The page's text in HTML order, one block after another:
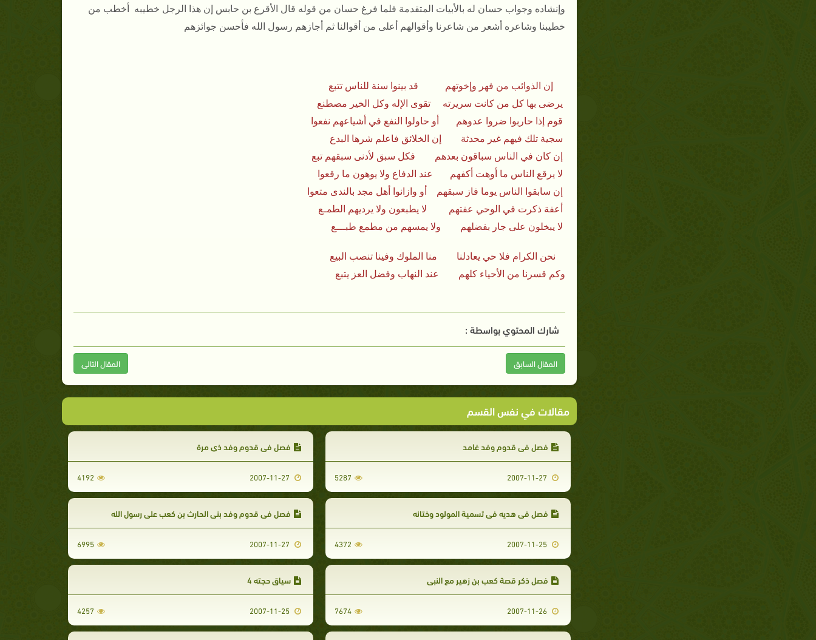
وإنشاده وجواب حسان له بالأبيات المتقدمة فلما فرغ حسان من قوله قال الأقرع بن حابس إن هذا الرجل خطيبه أخطب من
خطيبنا وشاعره أشعر من شاعرنا وأقوالهم أعلى من أقوالنا ثم أجازهم رسول الله فأحسن جوائزهم
إن الذوائب من فهر وإخوتهم قد بينوا سنة للناس تتبع
يرضى بها كل من كانت سريرته تقوى الإله وكل الخير مصطنع
قوم إذا حاربوا ضروا عدوهم أو حاولوا النفع في أشياعهم نفعوا
سجية تلك فيهم غير محدثة إن الخلائق فاعلم شرها البدع
إن كان في الناس سباقون بعدهم فكل سبق لأدنى سبقهم تبع
لا يرقع الناس ما أوهت أكفهم عند الدفاع ولا يوهون ما رقعوا
إن سابقوا الناس يوما فاز سبقهم أو وازانوا أهل مجد بالندى متعوا
أعفة ذكرت في الوحي عفتهم لا يطبعون ولا يرديهم الطمـع
لا يبخلون على جار بفضلهم ولا يمسهم من مطمع طبـــع
نحن الكرام فلا حي يعادلنا منا الملوك وفينا تنصب البيع
وكم قسرنا من الأحياء كلهم عند النهاب وفضل العز يتبع
شارك المحتوي بواسطة :
المقال السابق المقال التالى
مقالات في نفس القسم
فصل في قدوم وفد غامد
5287
فصل في قدوم وفد ذي مرة
4192
فصل في هديه في تسمية المولود وختانه
2007-11-25
4372
فصل في قدوم وفد بني الحارث بن كعب على رسول الله
6995
فصل ذكر قصة كعب بن زهير مع النبي
2007-11-26
7674
سياق حجته 4
2007-11-25
4257